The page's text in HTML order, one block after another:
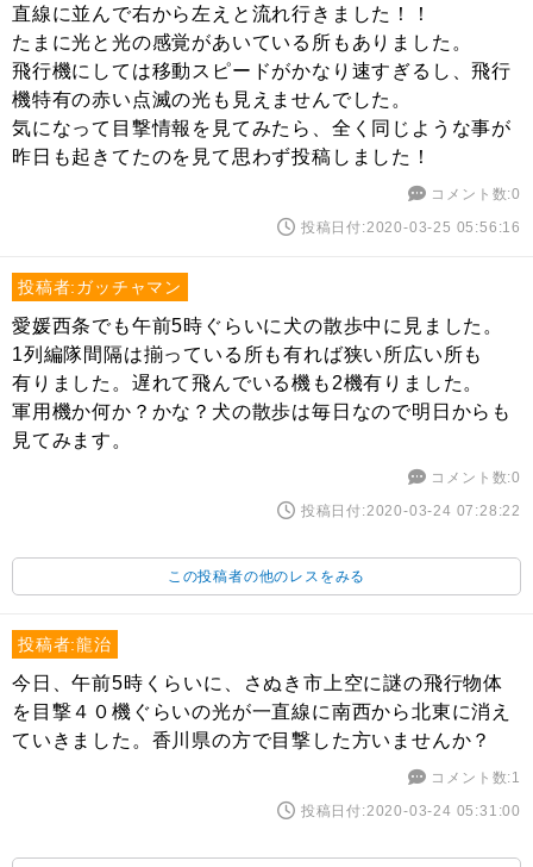
直線に並んで右から左えと流れ行きました！！
たまに光と光の感覚があいている所もありました。
飛行機にしては移動スピードがかなり速すぎるし、飛行
機特有の赤い点滅の光も見えませんでした。
気になって目撃情報を見てみたら、全く同じような事が
昨日も起きてたのを見て思わず投稿しました！
コメント数:0
投稿日付:2020-03-25 05:56:16
投稿者:ガッチャマン
愛媛西条でも午前5時ぐらいに犬の散歩中に見ました。
1列編隊間隔は揃っている所も有れば狭い所広い所も
有りました。遅れて飛んでいる機も2機有りました。
軍用機か何か？かな？犬の散歩は毎日なので明日からも
見てみます。
コメント数:0
投稿日付:2020-03-24 07:28:22
この投稿者の他のレスをみる
投稿者:龍治
今日、午前5時くらいに、さぬき市上空に謎の飛行物体
を目撃４０機ぐらいの光が一直線に南西から北東に消え
ていきました。香川県の方で目撃した方いませんか？
コメント数:1
投稿日付:2020-03-24 05:31:00